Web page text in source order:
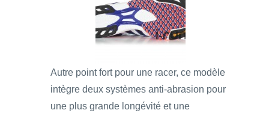
Autre point fort pour une racer, ce modèle
intègre deux systèmes anti-abrasion pour
une plus grande longévité et une